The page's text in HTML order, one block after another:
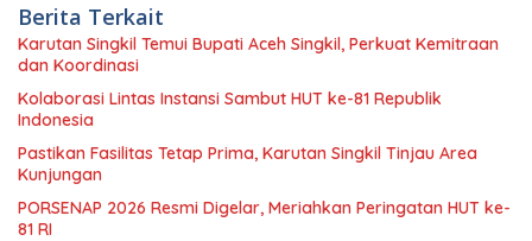
Berita Terkait
Karutan Singkil Temui Bupati Aceh Singkil, Perkuat Kemitraan
dan Koordinasi
Kolaborasi Lintas Instansi Sambut HUT ke-81 Republik
Indonesia
Pastikan Fasilitas Tetap Prima, Karutan Singkil Tinjau Area
Kunjungan
PORSENAP 2026 Resmi Digelar, Meriahkan Peringatan HUT ke-
81 RI